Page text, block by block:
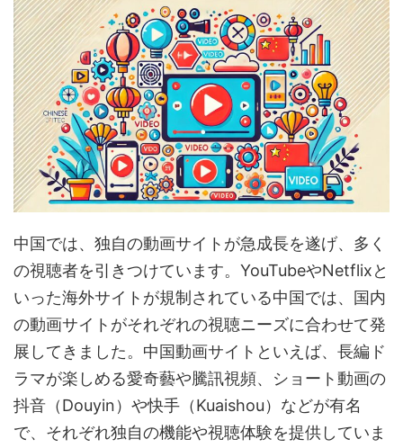
中国では、独自の動画サイトが急成長を遂げ、多く
の視聴者を引きつけています。YouTubeやNetflixと
いった海外サイトが規制されている中国では、国内
の動画サイトがそれぞれの視聴ニーズに合わせて発
展してきました。中国動画サイトといえば、長編ド
ラマが楽しめる愛奇藝や騰訊視頻、ショート動画の
抖音（Douyin）や快手（Kuaishou）などが有名
で、それぞれ独自の機能や視聴体験を提供していま